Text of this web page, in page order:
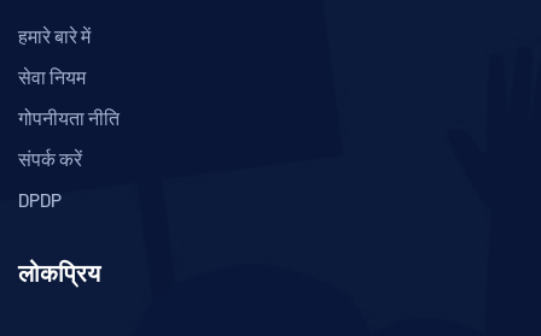
हमारे बारे में
सेवा नियम
गोपनीयता नीति
संपर्क करें
DPDP
लोकप्रिय